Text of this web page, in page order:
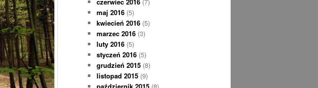
maj 2016 (5)
kwiecień 2016 (5)
marzec 2016 (3)
luty 2016 (5)
styczeń 2016 (5)
grudzień 2015 (8)
listopad 2015 (9)